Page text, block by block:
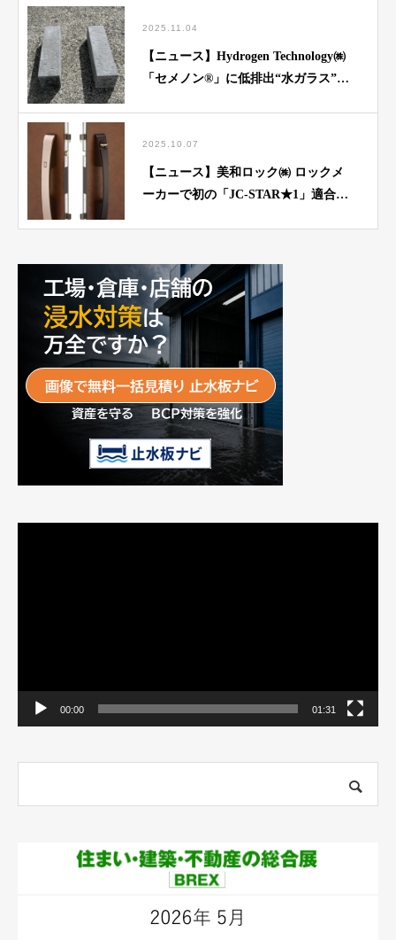
2025.11.04
【ニュース】Hydrogen Technology㈱
「セメノン®」に低排出“水ガラス”を
2025.10.07
【ニュース】美和ロック㈱ ロックメ
ーカーで初の「JC-STAR★1」適合取
00:00 01:31